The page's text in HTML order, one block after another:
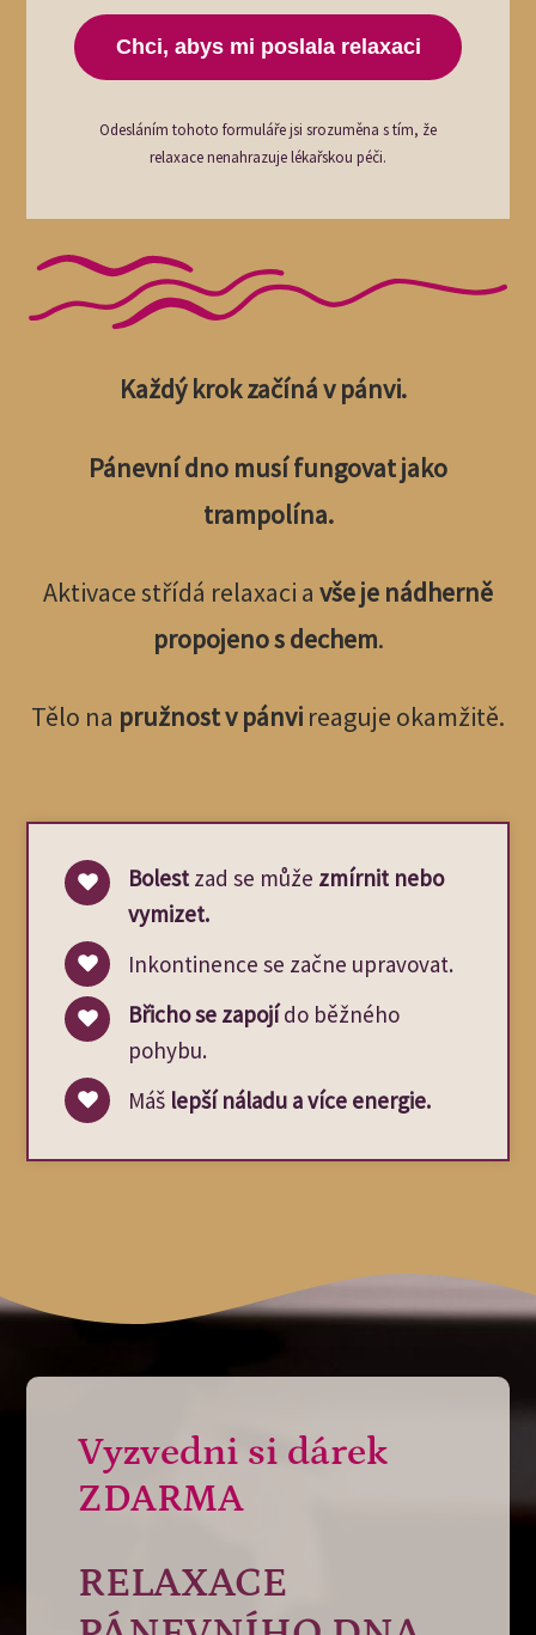
Chci, abys mi poslala relaxaci
Odesláním tohoto formuláře jsi srozuměna s tím, že
relaxace nenahrazuje lékařskou péči.
Každý krok začíná v pánvi.
Pánevní dno musí fungovat jako
trampolína.
Aktivace střídá relaxaci a vše je nádherně
propojeno s dechem.
Tělo na pružnostv pánvi reaguje okamžitě.
Bolest zad se může zmírnit nebo
vymizet.
Inkontinence se začne upravovat.
Břicho se zapojído běžného
pohybu.
Máš lepší náladu a více energie.
Vyzvedni si dárek
ZDARMA
RELAXACE